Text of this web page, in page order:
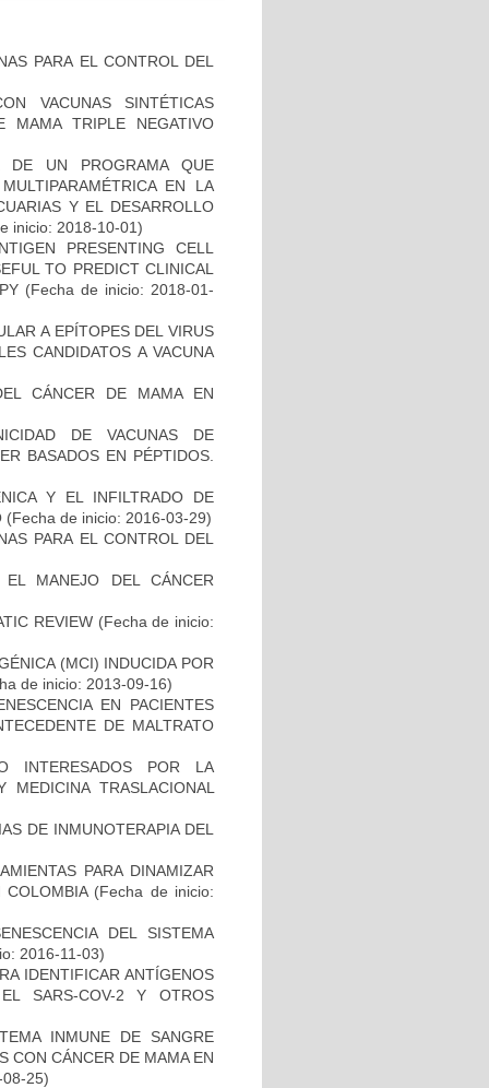
PARA EL CONTROL DEL
VACUNAS SINTÉTICAS
MAMA TRIPLE NEGATIVO
DE UN PROGRAMA QUE
EN LA
Y EL DESARROLLO
inicio: 2018-10-01)
PRESENTING CELL
TO PREDICT CLINICAL
(Fecha de inicio: 2018-01-
A EPÍTOPES DEL VIRUS
CANDIDATOS A VACUNA
CÁNCER DE MAMA EN
DE VACUNAS DE
BASADOS EN PÉPTIDOS.
Y EL INFILTRADO DE
(Fecha de inicio: 2016-03-29)
PARA EL CONTROL DEL
EL MANEJO DEL CÁNCER
REVIEW (Fecha de inicio:
(MCI) INDUCIDA POR
de inicio: 2013-09-16)
EN PACIENTES
DE MALTRATO
INTERESADOS POR LA
TRASLACIONAL
DE INMUNOTERAPIA DEL
PARA DINAMIZAR
COLOMBIA(Fecha de inicio:
DEL SISTEMA
2016-11-03)
IDENTIFICAR ANTÍGENOS
SARS-COV-2 Y OTROS
INMUNE DE SANGRE
CON CÁNCER DE MAMA EN
25)